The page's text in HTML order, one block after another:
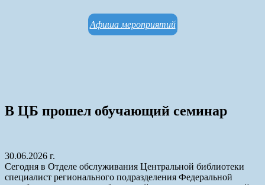
Афиша мероприятий
В ЦБ прошел обучающий семинар
30.06.2026 г.
Сегодня в Отделе обслуживания Центральной библиотеки
специалист регионального подразделения Федеральной